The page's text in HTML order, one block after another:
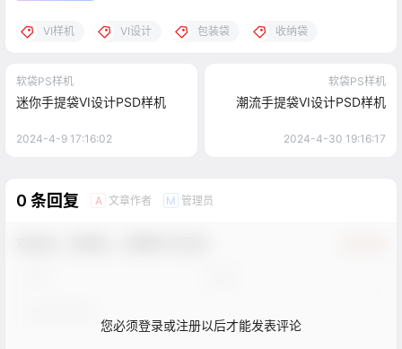
VI样机 VI设计 包装袋 收纳袋
软袋PS样机
迷你手提袋VI设计PSD样机
2024-4-9 17:16:02
软袋PS样机
潮流手提袋VI设计PSD样机
2024-4-30 19:16:17
0 条回复 A 文章作者 M 管理员
您必须登录或注册以后才能发表评论